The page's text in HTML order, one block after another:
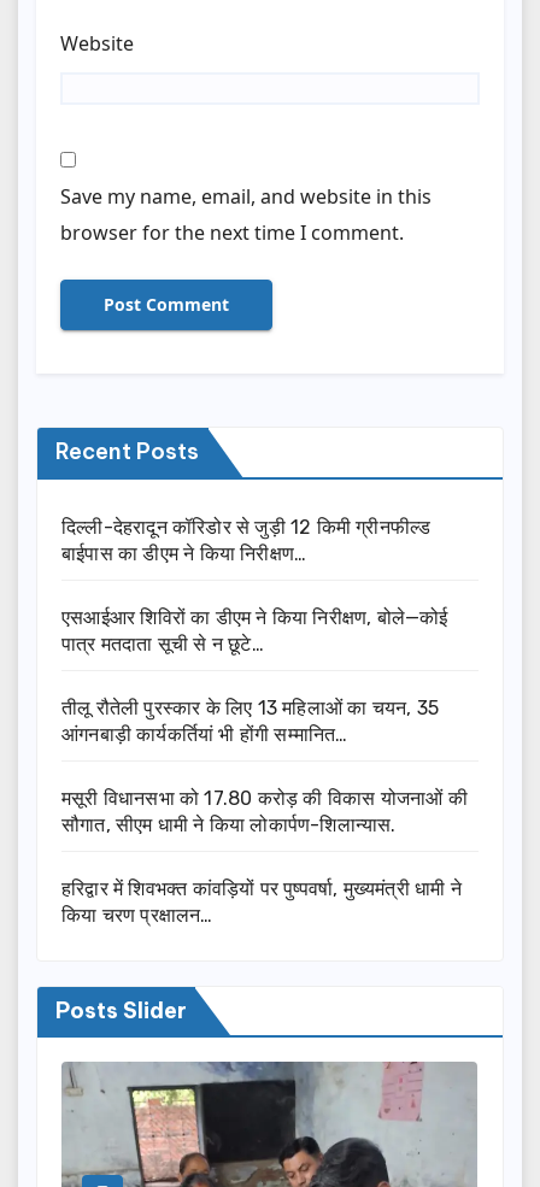
Website
Save my name, email, and website in this
browser for the next time I comment.
Recent Posts
दिल्ली-देहरादून कॉरिडोर से जुड़ी 12 किमी ग्रीनफील्ड
बाईपास का डीएम ने किया निरीक्षण…
एसआईआर शिविरों का डीएम ने किया निरीक्षण, बोले—कोई
पात्र मतदाता सूची से न छूटे…
तीलू रौतेली पुरस्कार के लिए 13 महिलाओं का चयन, 35
आंगनबाड़ी कार्यकर्तियां भी होंगी सम्मानित…
मसूरी विधानसभा को 17.80 करोड़ की विकास योजनाओं की
सौगात, सीएम धामी ने किया लोकार्पण-शिलान्यास.
हरिद्वार में शिवभक्त कांवड़ियों पर पुष्पवर्षा, मुख्यमंत्री धामी ने
किया चरण प्रक्षालन…
Posts Slider